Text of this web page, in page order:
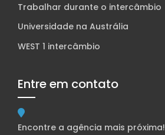
Trabalhar durante o intercâmbio
Universidade na Austrália
WEST 1 intercâmbio
Entre em contato
Encontre a agência mais próxima!